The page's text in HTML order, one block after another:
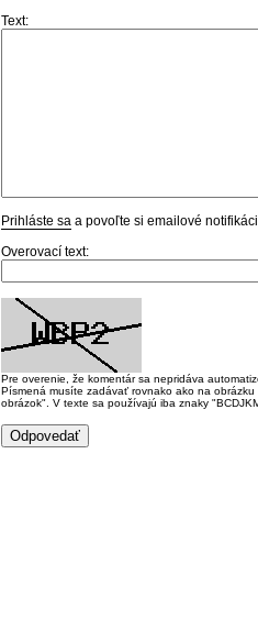
Text:
Prihláste sa a povoľte si emailové
Overovací text:
Pre overenie, že komentár sa nepridáva
Písmená musíte zadávať rovnako ako na
obrázok". V texte sa používajú iba znaky